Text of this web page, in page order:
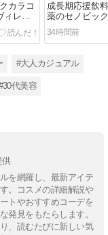
カラコ
レジ
【えま
成長期応援飲
薬のセノビッ
ンスUP
34時間前
#大人カジュアル
代美容
供
を網羅し、最新アイテ
。コスメの詳細解説や
トやおすすめコーデを
発見をもたらします。
、読むたびに新しい気